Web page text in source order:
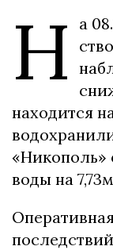
Н
а
находится
«Никополь»
воды на